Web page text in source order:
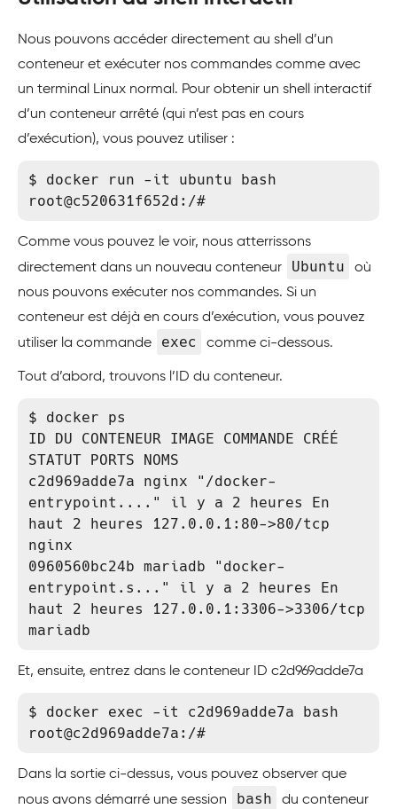
Nous pouvons accéder directement au shell d’un
conteneur et exécuter nos commandes comme avec
un terminal Linux normal. Pour obtenir un shell interactif
d’un conteneur arrêté (qui n’est pas en cours
d’exécution), vous pouvez utiliser :
$ docker run -it ubuntu bash
root@c520631f652d:/#
Comme vous pouvez le voir, nous atterrissons
directement dans un nouveau conteneur
Ubuntu
où
nous pouvons exécuter nos commandes. Si un
conteneur est déjà en cours d’exécution, vous pouvez
utiliser la commande
exec comme ci-dessous.
Tout d’abord, trouvons l’ID du conteneur.
$ docker ps
ID DU CONTENEUR IMAGE COMMANDE CRÉÉ
STATUT PORTS NOMS
c2d969adde7a nginx "/docker-
entrypoint...." il y a 2 heures En
haut 2 heures 127.0.0.1:80->80/tcp
nginx
0960560bc24b mariadb "docker-
entrypoint.s..." il y a 2 heures En
haut 2 heures 127.0.0.1:3306->3306/tcp
mariadb
Et, ensuite, entrez dans le conteneur ID c2d969adde7a
$ docker exec -it c2d969adde7a bash
root@c2d969adde7a:/#
Dans la sortie ci-dessus, vous pouvez observer que
nous avons démarré une session
bash du conteneur